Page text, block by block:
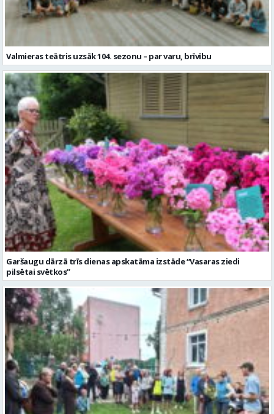
Garšaugu dārzā trīs dienas apskatāma izstāde “Vasaras ziedi
pilsētai svētkos”
Valmieras dzimšanas diena sākas ar Krāču kakta svētkiem